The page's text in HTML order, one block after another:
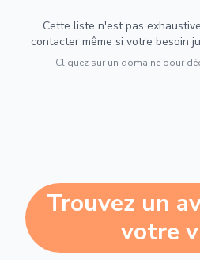
Cette liste n'est pas
contacter même si votre besoin
Cliquez sur un domaine pour
Trouvez un
votre